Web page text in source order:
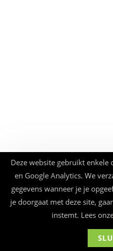
Deze website gebruikt enkele
en Google Analytics. We
gegevens wanneer je je
je doorgaat met deze site,
instemt. Lees